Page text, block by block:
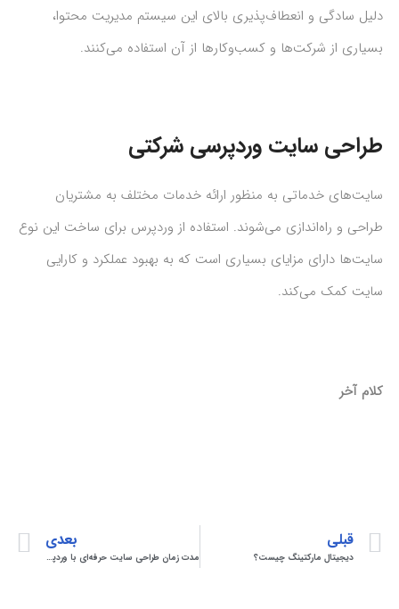
دلیل سادگی و انعطاف‌پذیری بالای این سیستم مدیریت محتوا،
بسیاری از شرکت‌ها و کسب‌وکارها از آن استفاده می‌کنند.
طراحی سایت وردپرسی شرکتی
سایت‌های خدماتی به منظور ارائه خدمات مختلف به مشتریان
طراحی و راه‌اندازی می‌شوند. استفاده از وردپرس برای ساخت این نوع
سایت‌ها دارای مزایای بسیاری است که به بهبود عملکرد و کارایی
سایت کمک می‌کند.
کلام آخر
قبلی
دیجیتال مارکتینگ چیست؟
بعدی
مدت زمان طراحی سایت حرفه‌ای با وردپرس